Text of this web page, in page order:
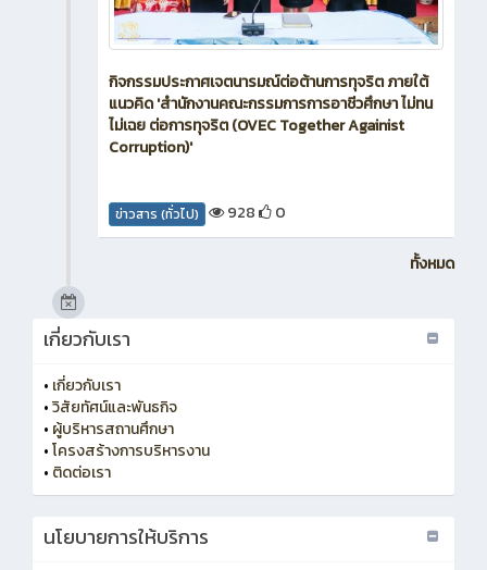
กิจกรรมประกาศเจตนารมณ์ต่อต้านการทุจริต ภายใต้
แนวคิด 'สำนักงานคณะกรรมการการอาชีวศึกษา ไม่ทน
ไม่เฉย ต่อการทุจริต (OVEC Together Againist
Corruption)'
ข่าวสาร (ทั่วไป) 928 0
ทั้งหมด
เกี่ยวกับเรา
• เกี่ยวกับเรา
•วิสัยทัศน์และพันธกิจ
• ผู้บริหารสถานศึกษา
•โครงสร้างการบริหารงาน
• ติดต่อเรา
นโยบายการให้บริการ